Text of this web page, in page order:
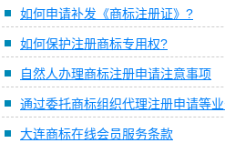
如何申请补发《商标注册证》?
如何保护注册商标专用权?
自然人办理商标注册申请注意事项
通过委托商标组织代理注册申请等业
大连商标在线会员服务条款